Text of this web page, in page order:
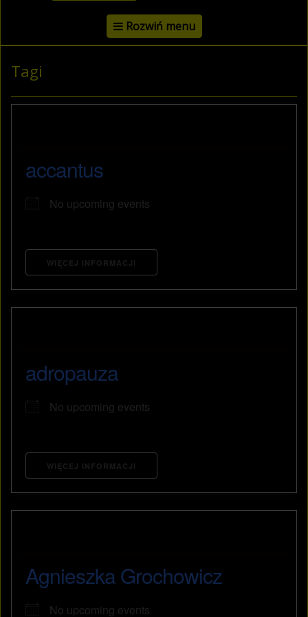
Rozwiń menu
Tagi
accantus
No upcoming events
WIĘCEJ INFORMACJI
adropauza
No upcoming events
WIĘCEJ INFORMACJI
Agnieszka Grochowicz
No upcoming events